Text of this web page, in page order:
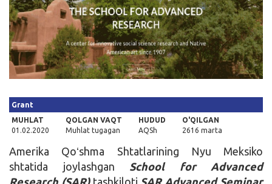
Kirish
Grant
MUHLAT
01.02.2020
QOLGAN VAQT
Muhlat tugagan
HUDUD
AQSh
O'QILGAN
2616 marta
Amerika Qoʻshma Shtatlarining Nyu Meksiko
shtatida joylashgan School for Advanced
Research (SAR)tashkiloti SAR Advanced Seminar